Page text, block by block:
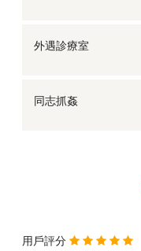
外遇診療室
同志抓姦
用戶評分